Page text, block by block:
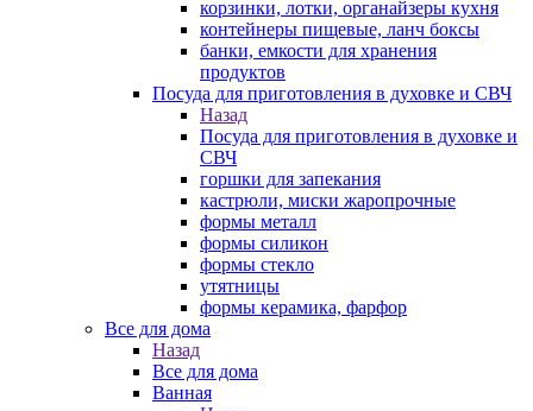
корзинки, лотки, органайзеры кухня
контейнеры пищевые, ланч боксы
банки, емкости для хранения
продуктов
Посуда для приготовления в духовке и СВЧ
Назад
Посуда для приготовления в духовке и
СВЧ
горшки для запекания
кастрюли, миски жаропрочные
формы металл
формы силикон
формы стекло
утятницы
формы керамика, фарфор
Все для дома
Назад
Все для дома
Ванная